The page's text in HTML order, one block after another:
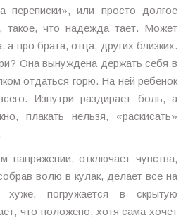
переписки», или просто долгое
такое, что надежда тает. Может
про брата, отца, других близких.
Она вынуждена держать себя в
отдаться горю. На ней ребенок
Изнутри раздирает боль, а
плакать нельзя, «раскисать»
напряжении, отключает чувства,
волю в кулак, делает все на
погружается в скрытую
что положено, хотя сама хочет